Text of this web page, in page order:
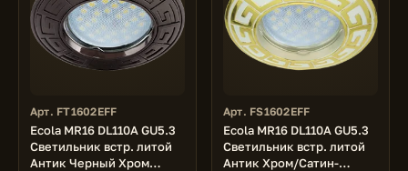
Арт. FT1602EFF
Ecola MR16 DL110A GU5.3
Светильник встр. литой
Антик Черный Хром
Арт. FS1602EFF
Ecola MR16 DL110A GU5.3
Светильник встр. литой
Антик Хром/Сатин-